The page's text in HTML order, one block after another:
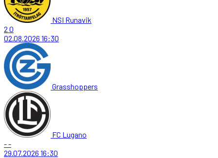
NSI Runavik
2 0
02.08.2026 16:30
Grasshoppers
FC Lugano
--
29.07.2026 16:30